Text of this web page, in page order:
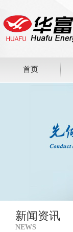
首页
新闻资讯
NEWS